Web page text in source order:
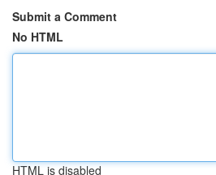
Submit a Comment
No HTML
HTML is disabled